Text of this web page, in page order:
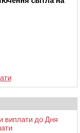
виплати до Дня